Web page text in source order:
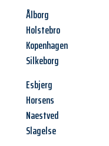
Ålborg
Holstebro
Kopenhagen
Silkeborg
Esbjerg
Horsens
Naestved
Slagelse